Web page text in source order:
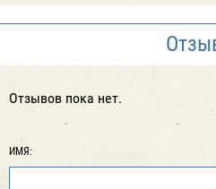
Отзывов пока нет.
ИМЯ: